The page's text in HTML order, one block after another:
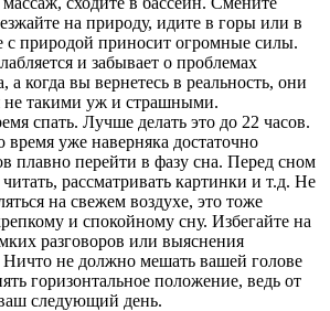
на природу, идите в горы или в
с природой приносит огромные силы.
и забывает о проблемах
а когда вы вернетесь в реальность, они
не такими уж и страшными.
спать. Лучше делать это до 22 часов.
время уже наверняка достаточно
плавно перейти в фазу сна. Перед сном
рассматривать картинки и т.д. Не
на свежем воздухе, это тоже
и спокойному сну. Избегайте на
разговоров или выяснения
Ничто не должно мешать вашей голове
горизонтальное положение, ведь от
следующий день.